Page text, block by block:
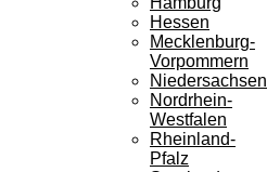
Hessen
Mecklenburg-
Vorpommern
Niedersachsen
Nordrhein-
Westfalen
Rheinland-
Pfalz